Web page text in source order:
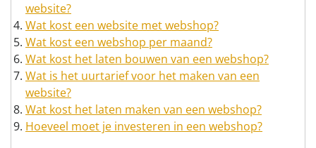
website?
Wat kost een website met webshop?
Wat kost een webshop per maand?
Wat kost het laten bouwen van een webshop?
Wat is het uurtarief voor het maken van een
website?
Wat kost het laten maken van een webshop?
Hoeveel moet je investeren in een webshop?